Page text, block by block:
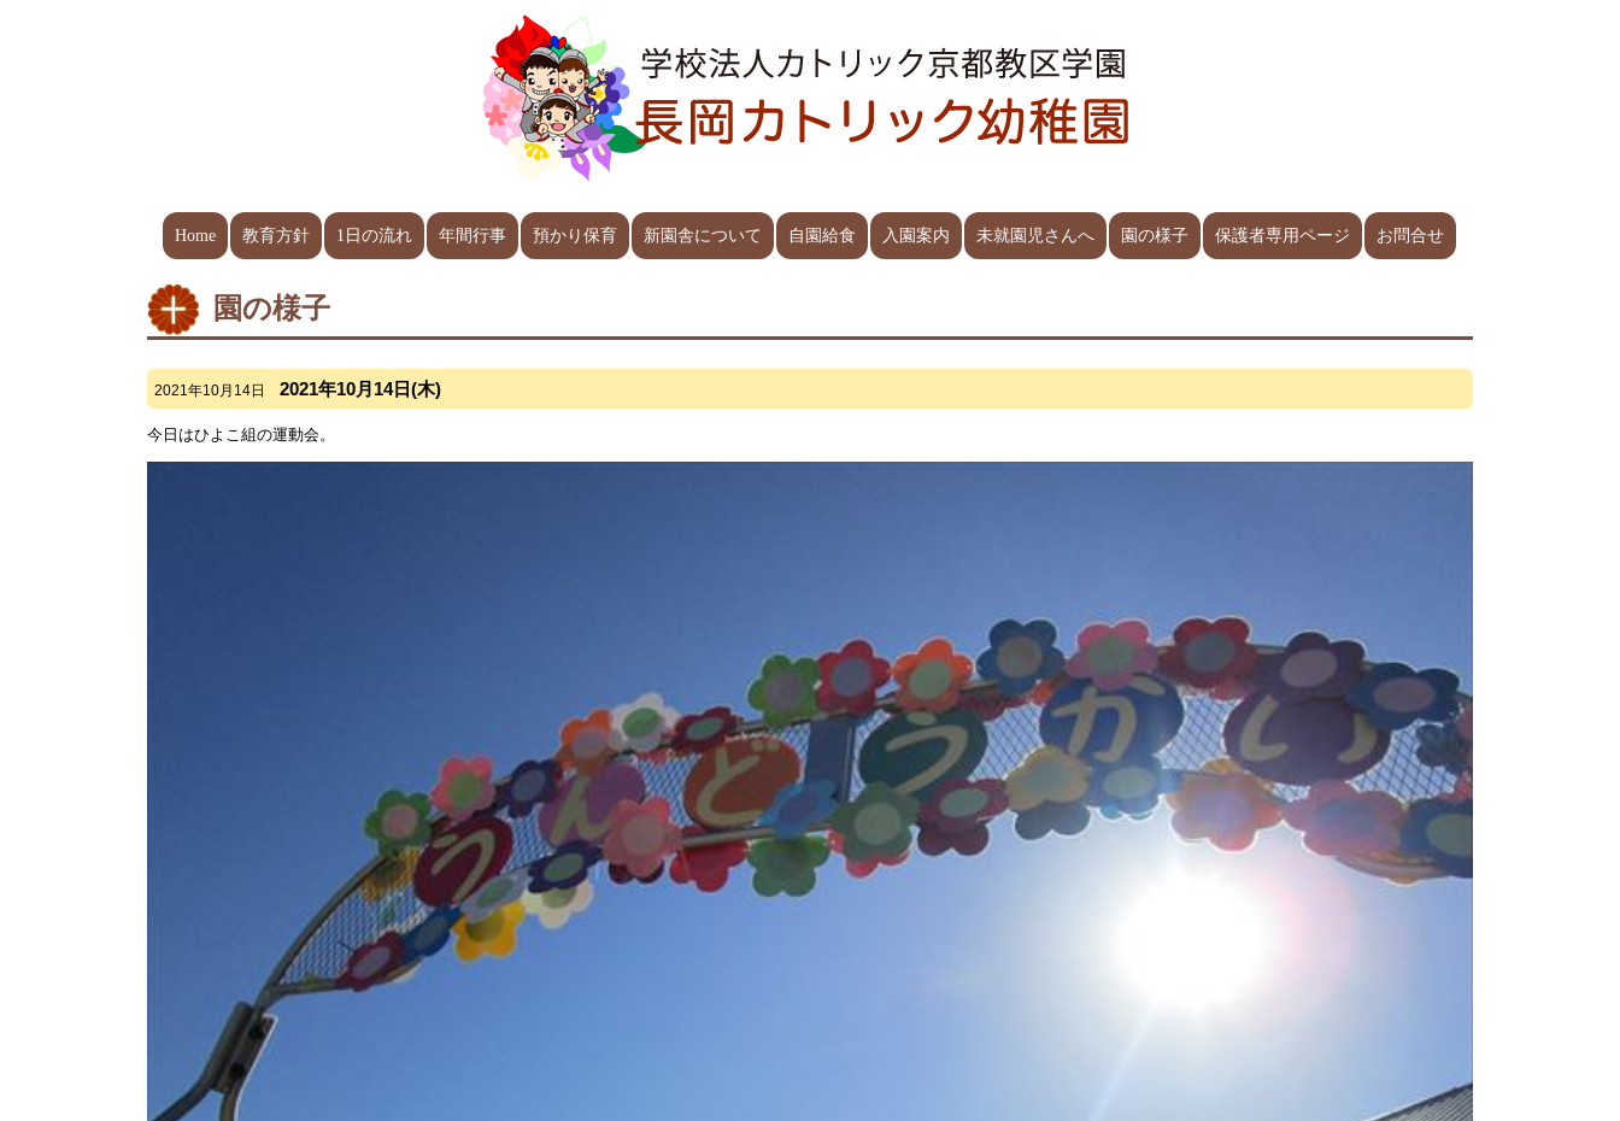
Home 教育方針 1日の流れ 年間行事 預かり保育 新園舎について 自園給食 入園案内 未就園児さんへ 園の様子 保護者専用ページ お問合せ
園の様子
2021年10月14日 2021年10月14日(木)
今日はひよこ組の運動会。